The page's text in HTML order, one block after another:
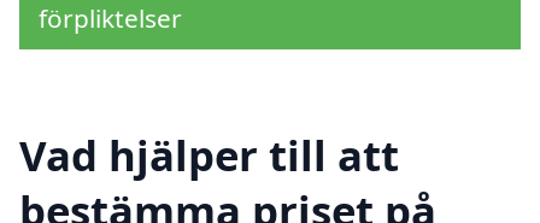
förpliktelser
Vad hjälper till att
bestämma priset på